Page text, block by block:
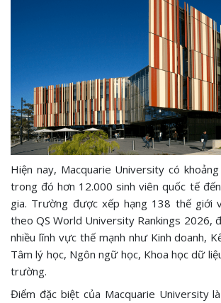
Hiện nay, Macquarie University có
trong đó hơn 12.000 sinh viên quốc tế
gia. Trường được xếp hạng 138 thế giới
theo QS World University Rankings 2026,
nhiều lĩnh vực thế mạnh như Kinh doanh,
Tâm lý học, Ngôn ngữ học, Khoa học dữ
trường.
Điểm đặc biệt của Macquarie University